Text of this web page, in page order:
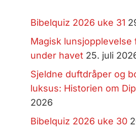
Bibelquiz 2026 uke 31
Magisk lunsjopplevelse
under havet 25. juli
Sjeldne duftdråper og
luksus: Historien om
2026
Bibelquiz 2026 uke 30